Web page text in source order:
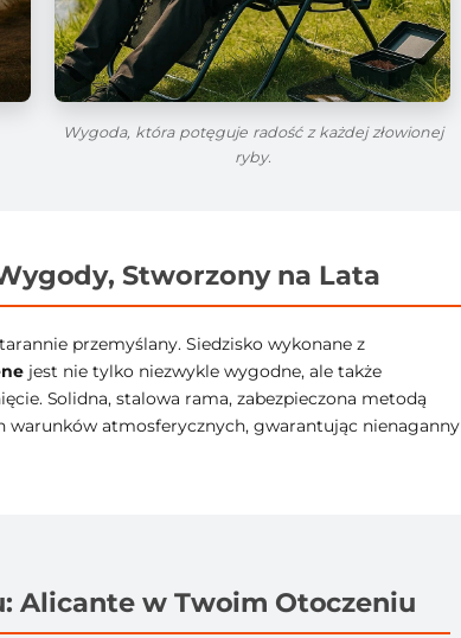
Wygoda, która potęguje radość z każdej złowionej
ryby.
Stworzony na Lata
przemyślany. Siedzisko wykonane z
jest nie tylko niezwykle wygodne, ale także
Solidna, stalowa rama, zabezpieczona metodą
warunków atmosferycznych, gwarantując nienaganny
Alicante w Twoim Otoczeniu